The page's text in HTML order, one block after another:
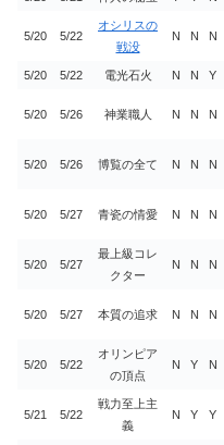
5/20 5/22
オシリスの
戦没
N N N
5/20 5/22 電光石火 N N Y
5/20 5/26 神業職人 N N N
5/20 5/26 博覧の全て N N N
5/20 5/27 青瓷の情愛 N N N
5/20 5/27
最上級コレ
クター
N N N
5/20 5/27 本質の追求 N N N
5/20 5/22
オリンピア
の頂点
N Y N
5/21 5/22
戦力至上主
義
N Y Y